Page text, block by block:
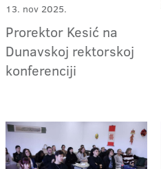
13. nov 2025.
Prorektor Kesić na
Dunavskoj rektorskoj
konferenciji